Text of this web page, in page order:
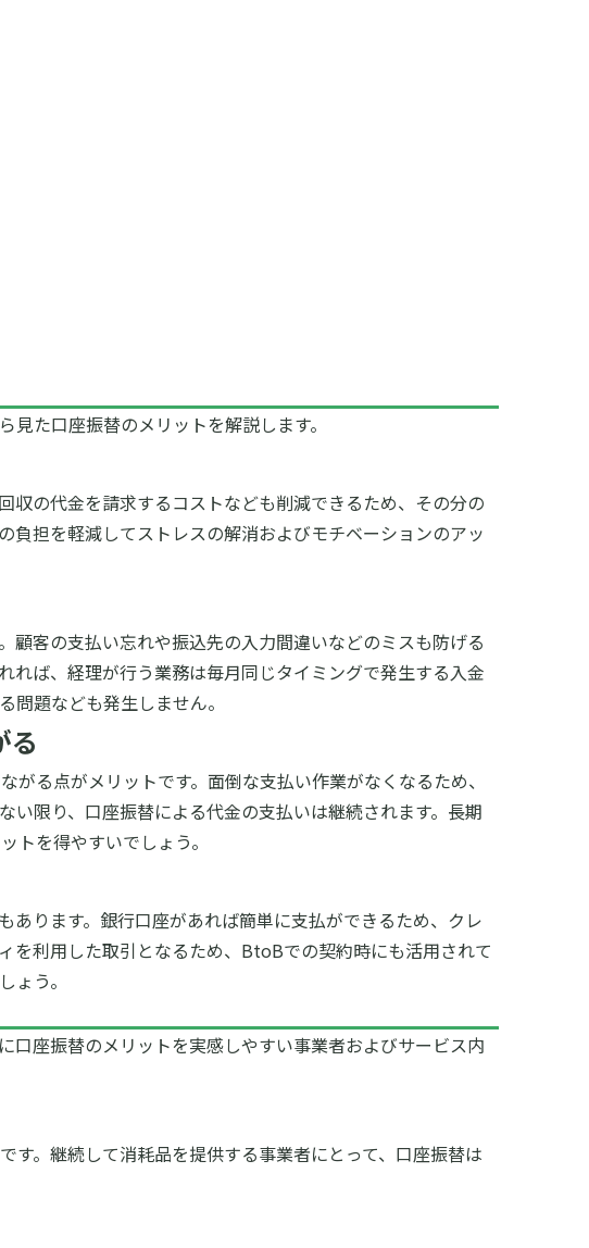
た口座振替のメリットを解説します。
収の代金を請求するコストなども削減できるため、その分の
負担を軽減してストレスの解消およびモチベーションのアッ
客の支払い忘れや振込先の入力間違いなどのミスも防げる
れば、経理が行う業務は毎月同じタイミングで発生する入金
題なども発生しません。
る
る点がメリットです。面倒な支払い作業がなくなるため、
限り、口座振替による代金の支払いは継続されます。長期
トを得やすいでしょう。
ります。銀行口座があれば簡単に支払ができるため、クレ
を利用した取引となるため、BtoBでの契約時にも活用されて
う。
口座振替のメリットを実感しやすい事業者およびサービス内
。継続して消耗品を提供する事業者にとって、口座振替は